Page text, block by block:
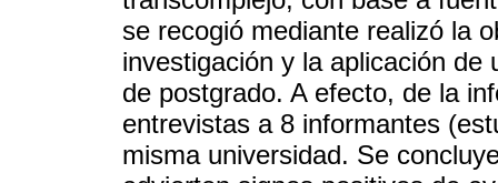
se recogió mediante realizó la
investigación y la aplicación
de postgrado. A efecto, de la
entrevistas a 8 informantes
misma universidad. Se